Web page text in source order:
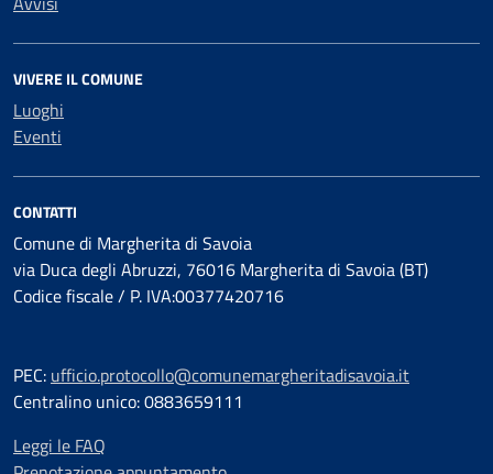
VIVERE IL COMUNE
Luoghi
Eventi
CONTATTI
Comune di Margherita di Savoia
via Duca degli Abruzzi, 76016 Margherita di Savoia (BT)
Codice fiscale / P. IVA:00377420716
PEC: ufficio.protocollo@comunemargheritadisavoia.it
Centralino unico: 0883659111
Leggi le FAQ